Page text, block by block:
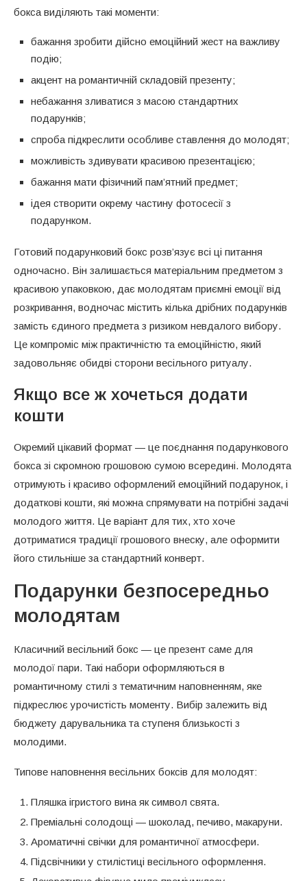
бокса виділяють такі моменти:
бажання зробити дійсно емоційний жест на важливу
подію;
акцент на романтичній складовій презенту;
небажання зливатися з масою стандартних
подарунків;
спроба підкреслити особливе ставлення до молодят;
можливість здивувати красивою презентацією;
бажання мати фізичний пам’ятний предмет;
ідея створити окрему частину фотосесії з
подарунком.
Готовий подарунковий бокс розв’язує всі ці питання
одночасно. Він залишається матеріальним предметом з
красивою упаковкою, дає молодятам приємні емоції від
розкривання, водночас містить кілька дрібних подарунків
замість єдиного предмета з ризиком невдалого вибору.
Це компроміс між практичністю та емоційністю, який
задовольняє обидві сторони весільного ритуалу.
Якщо все ж хочеться додати
кошти
Окремий цікавий формат — це поєднання подарункового
бокса зі скромною грошовою сумою всередині. Молодята
отримують і красиво оформлений емоційний подарунок, і
додаткові кошти, які можна спрямувати на потрібні задачі
молодого життя. Це варіант для тих, хто хоче
дотриматися традиції грошового внеску, але оформити
його стильніше за стандартний конверт.
Подарунки безпосередньо
молодятам
Класичний весільний бокс — це презент саме для
молодої пари. Такі набори оформляються в
романтичному стилі з тематичним наповненням, яке
підкреслює урочистість моменту. Вибір залежить від
бюджету дарувальника та ступеня близькості з
молодими.
Типове наповнення весільних боксів для молодят:
Пляшка ігристого вина як символ свята.
Преміальні солодощі — шоколад, печиво, макаруни.
Ароматичні свічки для романтичної атмосфери.
Підсвічники у стилістиці весільного оформлення.